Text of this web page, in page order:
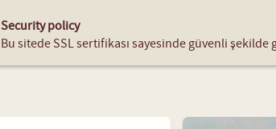
Security policy
Bu sitede SSL sertifikası sayesinde güvenli